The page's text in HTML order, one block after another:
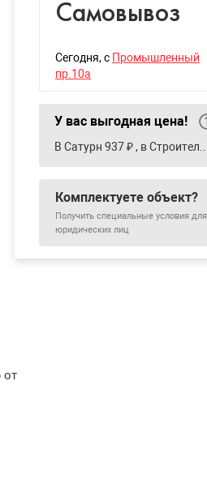
Самовывоз
Сегодня, с Промышленный
пр.10а
У вас выгодная цена!
Комплектуете объект?
Получить специальные условия для
юридических лиц
от